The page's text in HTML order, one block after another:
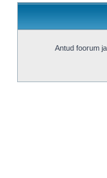
Antud foorum